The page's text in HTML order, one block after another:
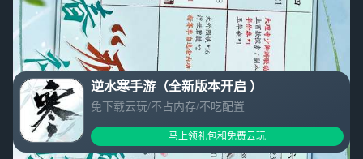
逆水寒手游（全新版本开启 ）
免下载云玩/不占内存/不吃配置
马上领礼包和免费云玩